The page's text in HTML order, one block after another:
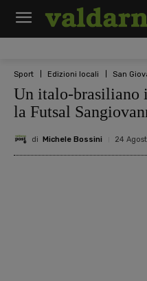
Sport Edizioni locali San
Un italo-brasiliano
la Futsal
di Michele Bossini 24